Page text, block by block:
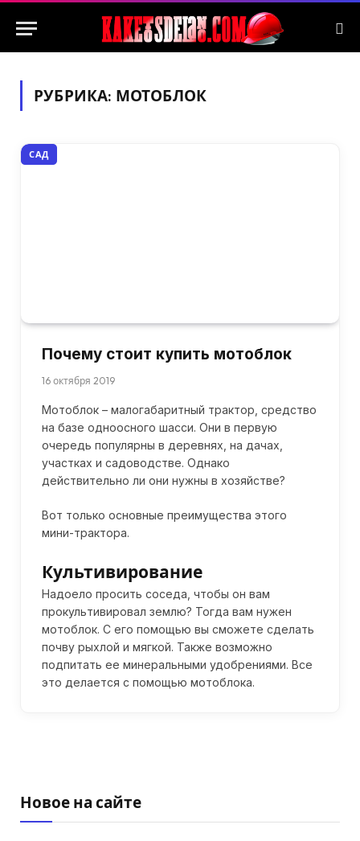
РУБРИКА: МОТОБЛОК
САД
Почему стоит купить мотоблок
16 октября 2019
Мотоблок – малогабаритный трактор, средство
на базе одноосного шасси. Они в первую
очередь популярны в деревнях, на дачах,
участках и садоводстве. Однако
действительно ли они нужны в хозяйстве?
Вот только основные преимущества этого
мини-трактора.
Культивирование
Надоело просить соседа, чтобы он вам
прокультивировал землю? Тогда вам нужен
мотоблок. С его помощью вы сможете сделать
почву рыхлой и мягкой. Также возможно
подпитать ее минеральными удобрениями. Все
это делается с помощью мотоблока.
Новое на сайте